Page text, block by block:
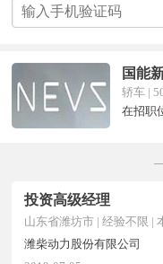
国能
轿车 |
在招职
投资高级经理
山东省潍坊市 | 经验不限 |
潍柴动力股份有限公司